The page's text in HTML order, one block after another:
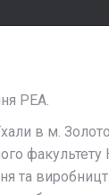
РЕА.
в м.
факультету
та